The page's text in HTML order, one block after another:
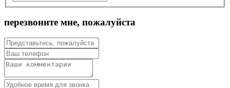
перезвоните мне, пожалуйста